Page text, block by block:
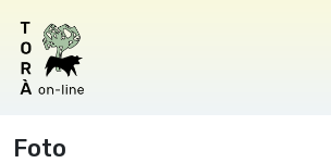
Foto